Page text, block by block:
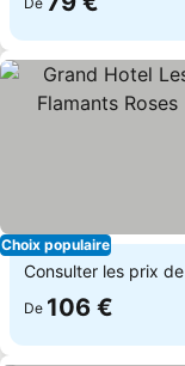
Choix populaire
Consulter les prix de
De 106 €